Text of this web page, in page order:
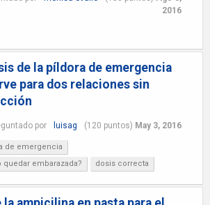
2016
de la píldora de emergencia
para dos relaciones sin
por luisag (120 puntos) May 3, 2016
de emergencia
quedar embarazada?
dosis correcta